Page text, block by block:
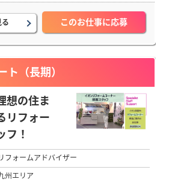
る このお仕事に応募
ト（長期）
想の住ま
リフォー
フ！
フォームアドバイザー
州エリア